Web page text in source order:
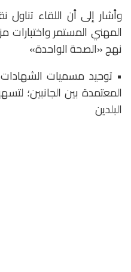
وأشار إلى أن اللقاء تناول
المهني المستمر
نهج «الصحة الواحدة»
• توحيد مسميات الشهادات
المعتمدة بين الجانبين؛
البلدين